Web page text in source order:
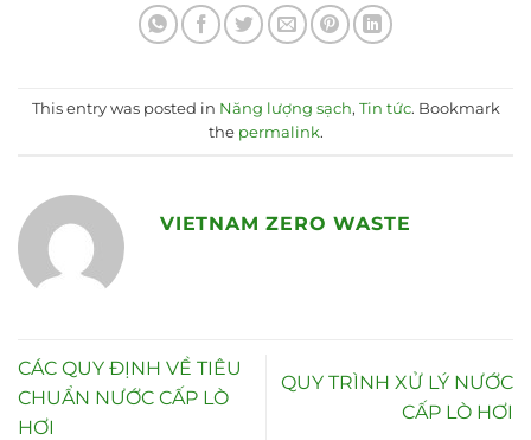
This entry was posted in Năng lượng sạch, Tin tức. Bookmark
the permalink.
VIETNAM ZERO WASTE
CÁC QUY ĐỊNH VỀ TIÊU
CHUẨN NƯỚC CẤP LÒ
HƠI
QUY TRÌNH XỬ LÝ NƯỚC
CẤP LÒ HƠI